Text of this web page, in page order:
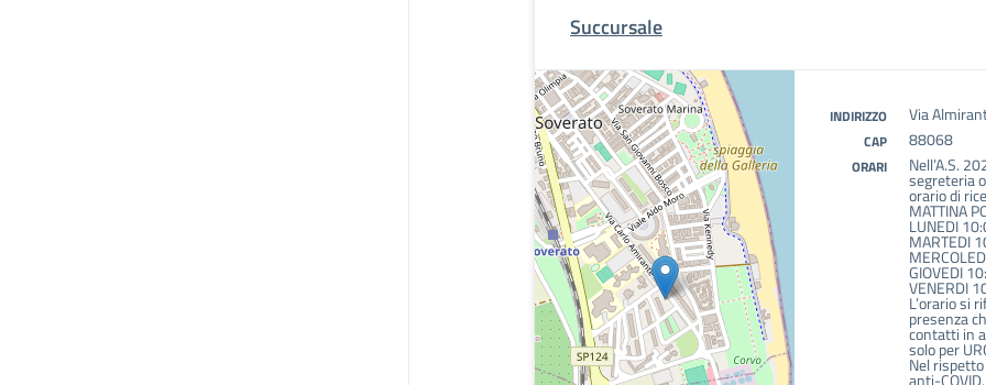
Succursale
INDIRIZZO Via
CAP 88068
ORARI Nell’A.S.
segreteria
orario di
MATTINA
LUNEDI
MARTEDI
GIOVEDI
VENERDI
L’orario si
presenza
contatti in
solo per
Nel
anti-